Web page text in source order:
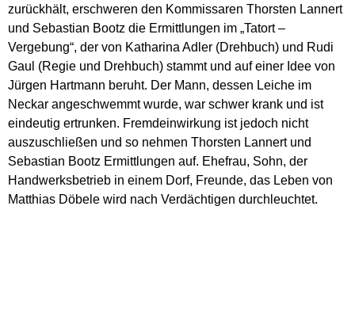
zurückhält, erschweren den Kommissaren Thorsten Lannert
und Sebastian Bootz die Ermittlungen im „Tatort –
Vergebung“, der von Katharina Adler (Drehbuch) und Rudi
Gaul (Regie und Drehbuch) stammt und auf einer Idee von
Jürgen Hartmann beruht. Der Mann, dessen Leiche im
Neckar angeschwemmt wurde, war schwer krank und ist
eindeutig ertrunken. Fremdeinwirkung ist jedoch nicht
auszuschließen und so nehmen Thorsten Lannert und
Sebastian Bootz Ermittlungen auf. Ehefrau, Sohn, der
Handwerksbetrieb in einem Dorf, Freunde, das Leben von
Matthias Döbele wird nach Verdächtigen durchleuchtet.